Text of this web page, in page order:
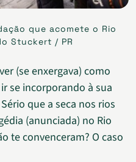
que acomete o Rio
Stuckert / PR
(se enxergava) como
se incorporando à sua
que a seca nos rios
(anunciada) no Rio
te convenceram? O caso